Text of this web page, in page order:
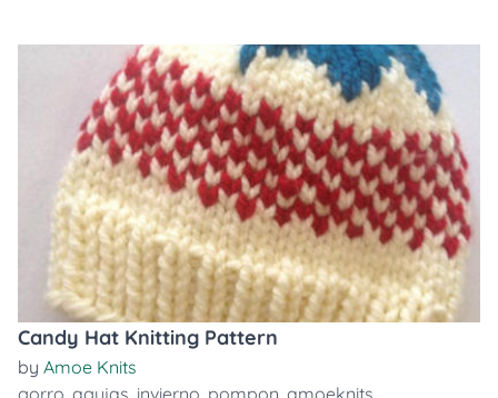
Candy Hat Knitting Pattern
by Amoe Knits
gorro, agujas, invierno, pompon, amoeknits